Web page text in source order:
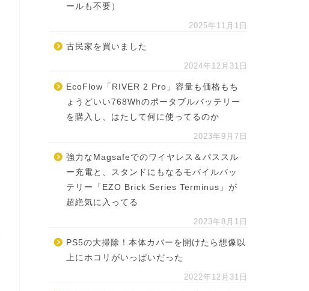
ールも不要）
2025年11月1日
古民家を買いました
2024年12月31日
EcoFlow「RIVER 2 Pro」容量も価格もち
ょうどいい768Whのポータブルバッテリー
を購入し、はたして何に使ってるのか
2023年9月7日
強力なMagsafeでのワイヤレス＆パススル
ー充電と、スタンドにもなるモバイルバッ
テリー「EZO Brick Series Terminus」が
超絶気に入ってる
2023年8月1日
PS5の大掃除！本体カバーを開けたら想像以
上にホコリがいっぱいだった
2022年12月31日